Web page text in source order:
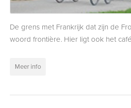
De grens met Frankrijk dat zijn de
woord frontière. Hier ligt ook het
Meer info